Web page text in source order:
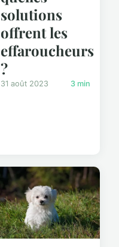
solutions
offrent les
effaroucheurs
?
31 août 2023 3 min